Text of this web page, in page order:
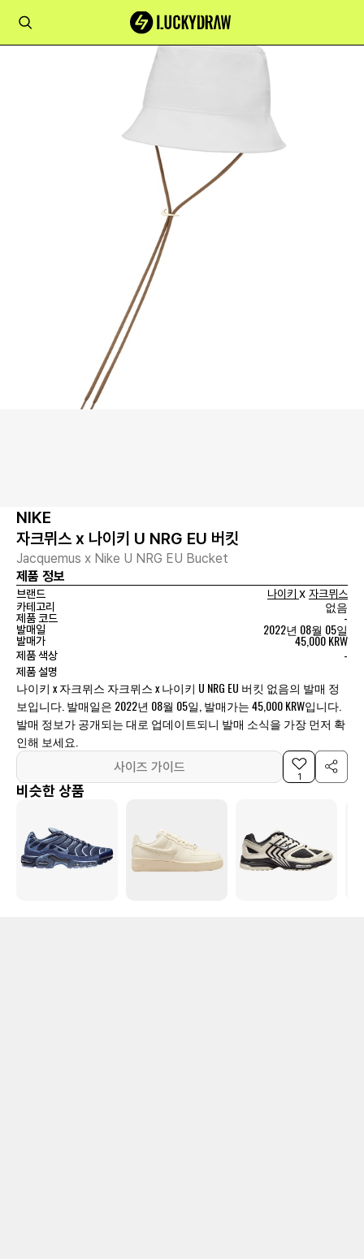
NIKE
자크뮈스 x 나이키 U NRG EU 버킷
Jacquemus x Nike U NRG EU Bucket
제품 정보
브랜드 나이키 x 자크뮈스
카테고리
없음
제품 코드 -
발매일 2022년 08월 05일
발매가 45,000 KRW
제품 색상 -
제품 설명
나이키 x 자크뮈스 자크뮈스 x 나이키 U NRG EU 버킷 없음의 발매 정
보입니다. 발매일은 2022년 08월 05일, 발매가는 45,000 KRW입니다.
발매 정보가 공개되는 대로 업데이트되니 발매 소식을 가장 먼저 확
인해 보세요.
사이즈 가이드
1
비슷한 상품